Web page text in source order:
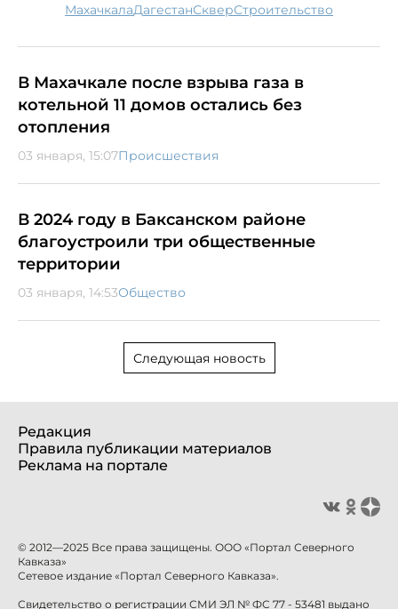
Махачкала Дагестан сквер строительство
В Махачкале после взрыва газа в
котельной 11 домов остались без
отопления
03 января, 15:07Происшествия
В 2024 году в Баксанском районе
благоустроили три общественные
территории
03 января, 14:53Общество
Следующая новость
Редакция
Правила публикации материалов
Реклама на портале
© 2012—2025 Все права защищены. ООО «Портал Северного
Кавказа»
Сетевое издание «Портал Северного Кавказа».
Свидетельство о регистрации СМИ ЭЛ № ФС 77 - 53481 выдано